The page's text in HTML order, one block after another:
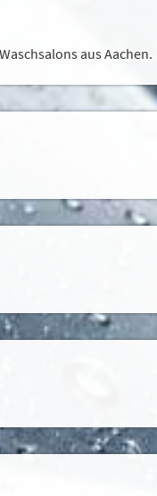
aus Aachen.
des Buttons
auswählen, welche